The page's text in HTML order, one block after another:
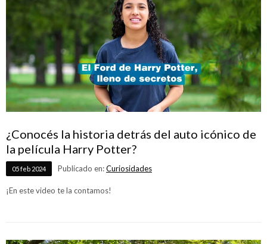
¿Conocés la historia detrás del auto icónico de
la película Harry Potter?
05feb 2024 Publicado en:Curiosidades
¡En este video te la contamos!